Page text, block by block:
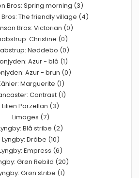
Bros: Spring morning (3)
The friendly village (4)
Bros: Victorian (0)
Christine (0)
Nøddebo (0)
Azur - blå (1)
Azur - brun (0)
Marguerite (1)
Contrast (1)
Lilien Porzellan (3)
Limoges (7)
Blå stribe (2)
Lyngby: Dråbe (10)
Empress (6)
Grøn Rebild (20)
Grøn stribe (1)